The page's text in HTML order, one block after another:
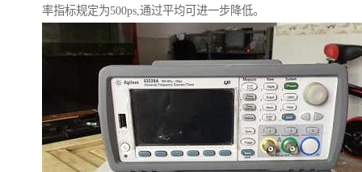
率指标规定为500ps,通过平均可进一步降低。